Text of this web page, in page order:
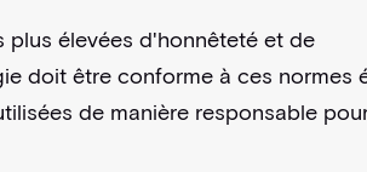
plus élevées d'honnêteté et de
doit être conforme à ces normes
de manière responsable